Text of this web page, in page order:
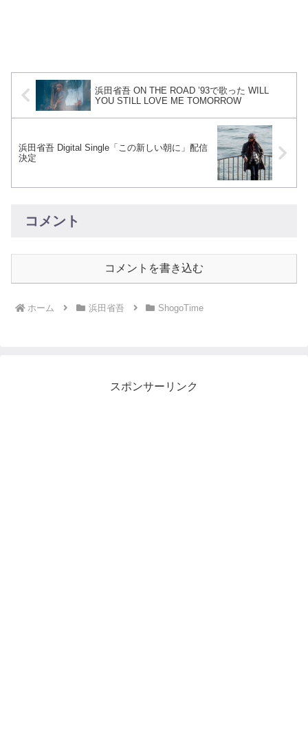
浜田省吾 ON THE ROAD ’93で歌った WILL
YOU STILL LOVE ME TOMORROW
浜田省吾 Digital Single「この新しい朝に」配信
決定
コメント
コメントを書き込む
ホーム 浜田省吾 ShogoTime
スポンサーリンク